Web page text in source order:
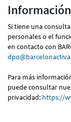
Si tiene una
personales o el
en contacto con
Para más
puede consultar
privacidad: https://